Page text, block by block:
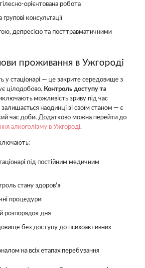
орієнтована робота
групові консультації
депресією та посттравматичними
проживання в Ужгороді
у стаціонарі — це закрите середовище з
цілодобово. Контроль доступу та
можливість зриву під час
залишається наодинці зі своїм станом — є
час доби. Додатково можна перейти до
алкоголізму в Ужгороді.
під постійним медичним
стану здоров'я
процедури
розпорядок дня
без доступу до психоактивних
на всіх етапах перебування